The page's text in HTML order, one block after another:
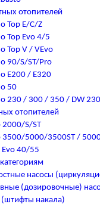
отопителей
Top E/C/Z
Top Evo 4/5
Top V / VEvo
90/S/ST/Pro
E200 / E320
50
230 / 300 / 350 / DW
отопителей
2000/S/ST
3500/5000/3500ST /
40/55
насосы
(дозировочные)
(штифты накала)